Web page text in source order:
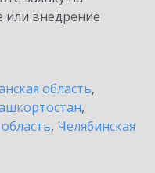
или внедрение
область,
,
, Челябинская